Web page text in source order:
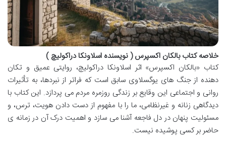
خلاصه کتاب بالکان اکسپرس ( نویسنده اسلاونکا دراکولیچ )
کتاب «بالکان اکسپرس» اثر اسلاونکا دراکولیچ، روایتی عمیق و تکان
دهنده از جنگ های یوگسلاوی سابق است که فراتر از نبردها، به تأثیرات
روانی و اجتماعی این وقایع بر زندگی روزمره مردم می پردازد. این کتاب با
دیدگاهی زنانه و غیرنظامی، ما را با مفهوم از دست دادن هویت، ترس، و
مسئولیت پنهان در دل فاجعه آشنا می سازد و اهمیت درک آن در زمانه ی
حاضر بر کسی پوشیده نیست.